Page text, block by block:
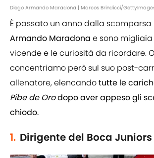
Diego Armando Maradona | Marcos Brindicci/
È passato un anno dalla scomparsa
Armando Maradona e sono
vicende e le curiosità da ricordare.
concentriamo però sul suo post-
allenatore, elencandotutte le
Pibe de Orodopo aver appeso gli
chiodo.
1. Dirigente del Boca Juniors